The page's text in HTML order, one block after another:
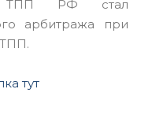
ТПП РФ стал
арбитража при
ТПП.
тут